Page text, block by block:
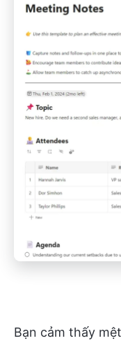
Bạn cảm thấy